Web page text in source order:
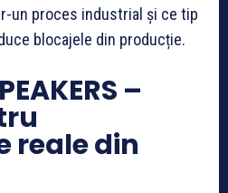
un proces industrial și ce tip
blocajele din producție.
–
reale din